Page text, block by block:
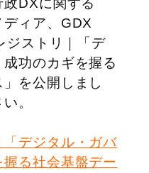
DXに関する
ィア、GDX
ジストリ｜「デ
功のカギを握る
を公開しまし
。
デジタル・ガバ
る社会基盤デー